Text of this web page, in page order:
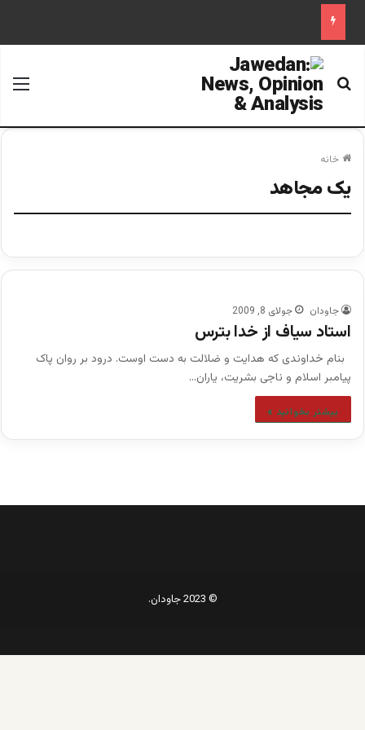
جستجو برای
خانه
یک مجاهد
جاودان جولای 8, 2009
استاد سیاف از خدا بترس
بنام خداوندی که هدایت و ضلالت به دست اوست. درود بر روان پاک
پیامبر اسلام و ناجی بشریت، یاران…
بیشتر بخوانید »
© 2023 جاودان.